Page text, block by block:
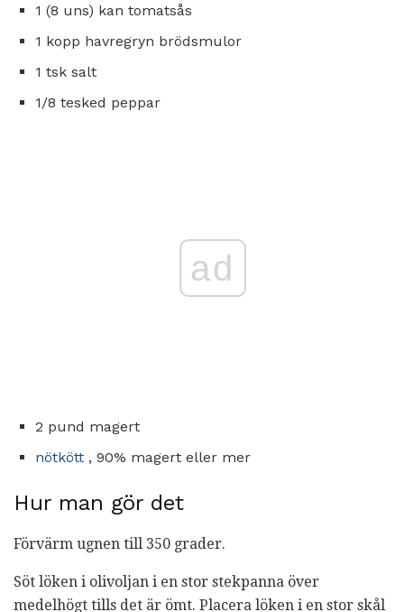
1 (8 uns) kan tomatsås
1 kopp havregryn brödsmulor
1 tsk salt
1/8 tesked peppar
ad
2 pund magert
nötkött , 90% magert eller mer
Hur man gör det
Förvärm ugnen till 350 grader.
Söt löken i olivoljan i en stor stekpanna över
medelhögt tills det är ömt. Placera löken i en stor skål